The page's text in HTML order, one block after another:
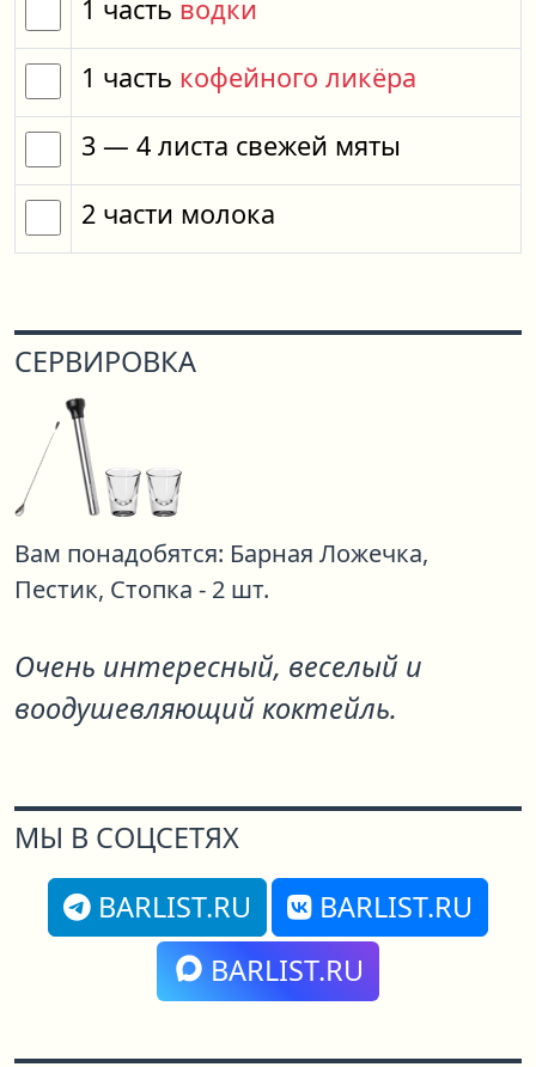
1 часть водки
1 часть кофейного ликёра
3 — 4 листа свежей мяты
2 части молока
СЕРВИРОВКА
Вам понадобятся: Барная Ложечка,
Пестик, Стопка - 2 шт.
Очень интересный, веселый и
воодушевляющий коктейль.
МЫ В СОЦСЕТЯХ
BARLIST.RU
BARLIST.RU
BARLIST.RU